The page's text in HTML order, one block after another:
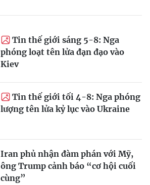
Tin thế giới sáng 5-8: Nga
phóng loạt tên lửa đạn đạo vào
Kiev
Tin thế giới tối 4-8: Nga phóng
lượng tên lửa kỷ lục vào Ukraine
Iran phủ nhận đàm phán với Mỹ,
ông Trump cảnh báo “cơ hội cuối
cùng”